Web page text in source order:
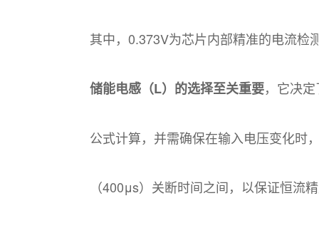
其中，0.373V为芯片内部精准的电流检
储能电感（L）的选择至关重要，它决
公式计算，并需确保在输入电压变化时
（400μs）关断时间之间，以保证恒流